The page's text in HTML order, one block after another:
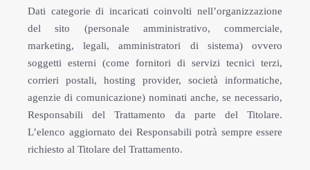
Dati categorie di incaricati coinvolti nell’organizzazione
del sito (personale amministrativo, commerciale,
marketing, legali, amministratori di sistema) ovvero
soggetti esterni (come fornitori di servizi tecnici terzi,
corrieri postali, hosting provider, società informatiche,
agenzie di comunicazione) nominati anche, se necessario,
Responsabili del Trattamento da parte del Titolare.
L’elenco aggiornato dei Responsabili potrà sempre essere
richiesto al Titolare del Trattamento.